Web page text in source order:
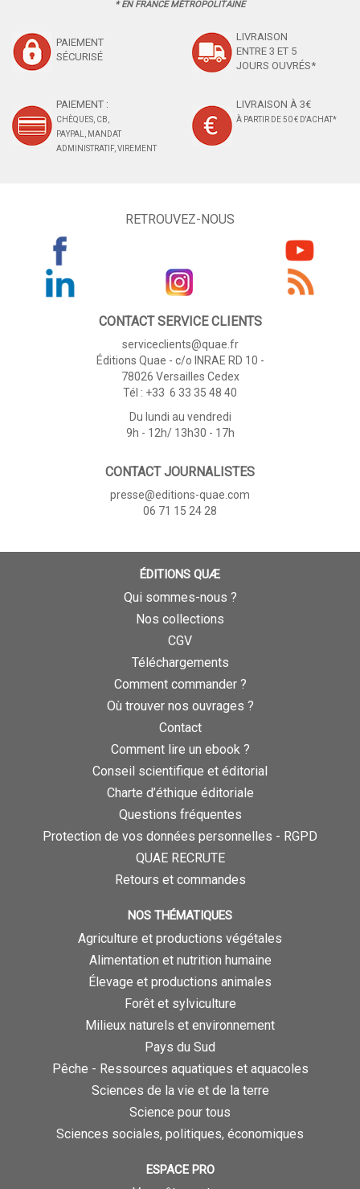
* EN FRANCE MÉTROPOLITAINE
PAIEMENT
SÉCURISÉ
LIVRAISON
ENTRE 3 ET 5
JOURS OUVRÉS*
PAIEMENT :
CHÈQUES, CB,
PAYPAL, MANDAT
ADMINISTRATIF, VIREMENT
LIVRAISON À 3€
À PARTIR DE 50 € D'ACHAT*
RETROUVEZ-NOUS
CONTACT SERVICE CLIENTS
serviceclients@quae.fr
Éditions Quae - c/o INRAE RD 10 -
78026 Versailles Cedex
Tél : +33 6 33 35 48 40
Du lundi au vendredi
9h - 12h/ 13h30 - 17h
CONTACT JOURNALISTES
presse@editions-quae.com
06 71 15 24 28
ÉDITIONS QUÆ
Qui sommes-nous ?
Nos collections
CGV
Téléchargements
Comment commander ?
Où trouver nos ouvrages ?
Contact
Comment lire un ebook ?
Conseil scientifique et éditorial
Charte d’éthique éditoriale
Questions fréquentes
Protection de vos données personnelles - RGPD
QUAE RECRUTE
Retours et commandes
NOS THÉMATIQUES
Agriculture et productions végétales
Alimentation et nutrition humaine
Élevage et productions animales
Forêt et sylviculture
Milieux naturels et environnement
Pays du Sud
Pêche - Ressources aquatiques et aquacoles
Sciences de la vie et de la terre
Science pour tous
Sciences sociales, politiques, économiques
ESPACE PRO